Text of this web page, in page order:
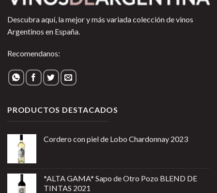
Descubra aquí, la mejor y más variada colección de vinos
Argentinos en España.
Recomendanos:
PRODUCTOS DESTACADOS
Cordero con piel de Lobo Chardonnay 2023
*ALTA GAMA* Sapo de Otro Pozo BLEND DE
TINTAS 2021